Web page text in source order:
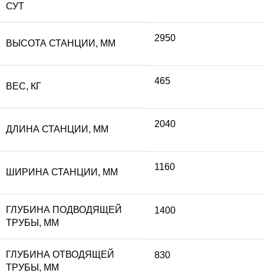
СУТ
ВЫСОТА СТАНЦИИ, ММ
2950
ВЕС, КГ
465
ДЛИНА СТАНЦИИ, ММ
2040
ШИРИНА СТАНЦИИ, ММ
1160
ГЛУБИНА ПОДВОДЯЩЕЙ
ТРУБЫ, ММ
1400
ГЛУБИНА ОТВОДЯЩЕЙ
ТРУБЫ, ММ
830